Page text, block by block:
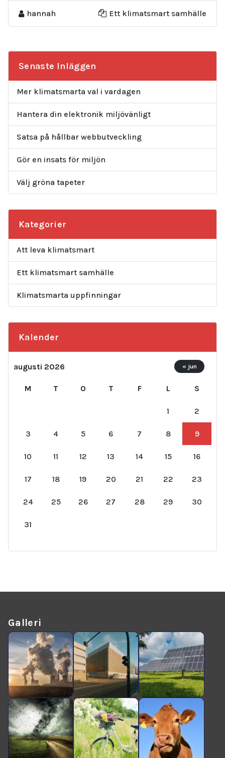
hannah Ett klimatsmart samhälle
Senaste Inläggen
Mer klimatsmarta val i vardagen
Hantera din elektronik miljövänligt
Satsa på hållbar webbutveckling
Gör en insats för miljön
Välj gröna tapeter
Kategorier
Att leva klimatsmart
Ett klimatsmart samhälle
Klimatsmarta uppfinningar
Kalender
augusti 2026
M T O T F L S
1 2
3 4 5 6 7 8 9
10 11 12 13 14 15 16
17 18 19 20 21 22 23
24 25 26 27 28 29 30
31
« jun
Galleri